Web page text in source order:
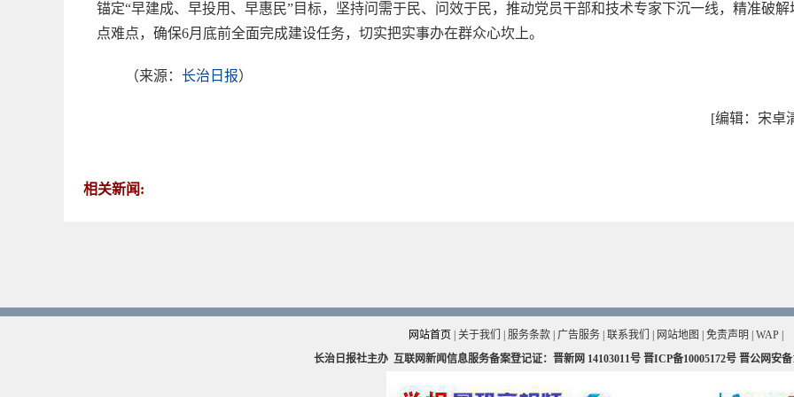
锚定“早建成、早投用、早惠民”目标，坚持问需于民、问效于民，推动党员干部和技术专家下沉一线，精准破解
点难点，确保6月底前全面完成建设任务，切实把实事办在群众心坎上。
（来源： 长治日报）
[编辑：宋卓
相关新闻:
网站首页 关于我们 服务条款| 广告服务| 联系我们 网站地图 免责声明 WAP|
长治日报社主办 互联网新闻信息服务备案登记证：晋新网 14103011号 晋ICP备10005172号 晋公网安备